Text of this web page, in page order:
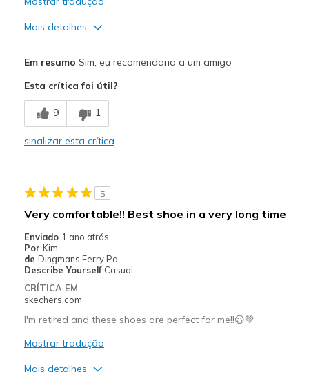
Mais detalhes
Stylish
Contras
Stiff while walkin
Casual Wear
View On Shoes
Em resumo Sim, eu recomendaria a um amigo
Esta crítica foi útil?
9 1
sinalizar esta crítica
5
Very comfortable!! Best shoe in a very long time
Enviado 1 ano atrás
Por Kim
de Dingmans Ferry Pa
Describe Yourself Casual
CRÍTICA EM
skechers.com
I'm retired and these shoes are perfect for me!!😃💚
Mostrar tradução
Mais detalhes